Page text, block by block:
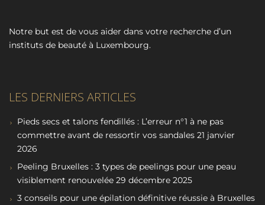
Notre but est de vous aider dans votre recherche d’un
instituts de beauté à Luxembourg.
LES DERNIERS ARTICLES
Pieds secs et talons fendillés : L’erreur n°1 à ne pas
commettre avant de ressortir vos sandales 21 janvier
2026
Peeling Bruxelles : 3 types de peelings pour une peau
visiblement renouvelée 29 décembre 2025
3 conseils pour une épilation définitive réussie à Bruxelles